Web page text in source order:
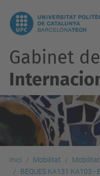
Gabinet de
Inici Mobilitat Mobilitat
BEQUES KA131 KA103 -